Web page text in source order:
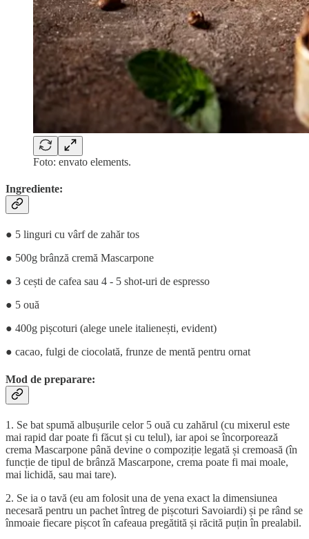
Foto: envato elements.
Ingrediente:
● 5 linguri cu vârf de zahăr tos
● 500g brânză cremă Mascarpone
● 3 cești de cafea sau 4 - 5 shot-uri de espresso
● 5 ouă
● 400g pișcoturi (alege unele italienești, evident)
● cacao, fulgi de ciocolată, frunze de mentă pentru ornat
Mod de preparare:
1. Se bat spumă albușurile celor 5 ouă cu zahărul (cu mixerul este
mai rapid dar poate fi făcut și cu telul), iar apoi se încorporează
crema Mascarpone până devine o compoziție legată și cremoasă (în
funcție de tipul de brânză Mascarpone, crema poate fi mai moale,
mai lichidă, sau mai tare).
2. Se ia o tavă (eu am folosit una de yena exact la dimensiunea
necesară pentru un pachet întreg de pișcoturi Savoiardi) și pe rând se
înmoaie fiecare pișcot în cafeaua pregătită și răcită puțin în prealabil.